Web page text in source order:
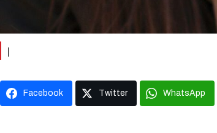
Facebook Twitter WhatsApp